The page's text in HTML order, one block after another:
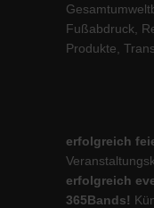
Fußabdruck,
Produkte,
erfolgreich
erfolgreich
365Bands!